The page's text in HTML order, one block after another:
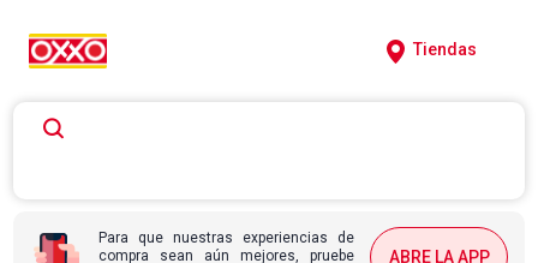
Tiendas
Para que nuestras experiencias de
compra sean aún mejores, pruebe
ABRE LA APP